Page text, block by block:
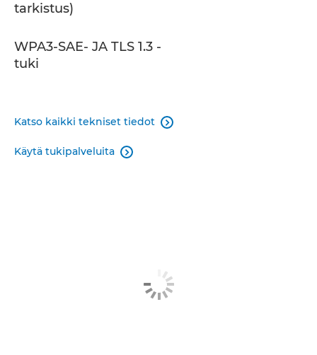
tarkistus)
WPA3-SAE- JA TLS 1.3 -
tuki
Katso kaikki tekniset tiedot 
Käytä tukipalveluita 